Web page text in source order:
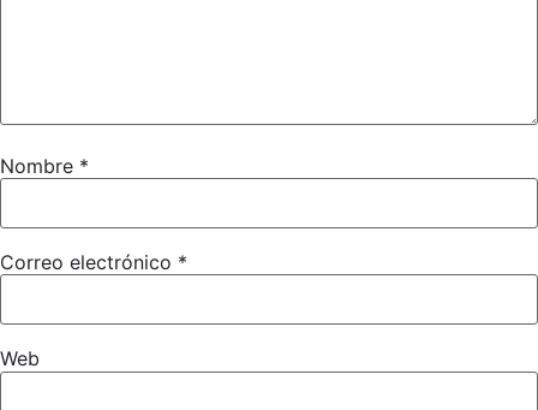
Nombre *
Correo electrónico *
Web